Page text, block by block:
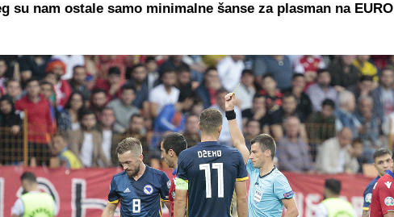
su nam ostale samo minimalne šanse za plasman na EURO